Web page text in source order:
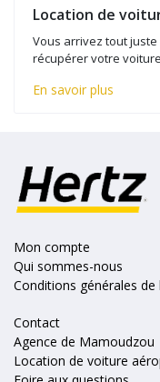
Location de
Vous arrivez tout
récupérer votre
En savoir plus
Mon compte
Qui sommes-nous
Conditions générales de
Contact
Agence de Mamoudzou
Location de voiture